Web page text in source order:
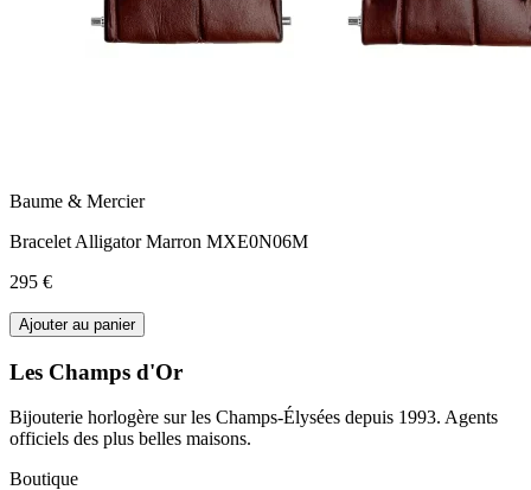
Baume & Mercier
Bracelet Alligator Marron MXE0N06M
295 €
Ajouter au panier
Les Champs d'Or
Bijouterie horlogère sur les Champs-Élysées depuis 1993. Agents
officiels des plus belles maisons.
Boutique